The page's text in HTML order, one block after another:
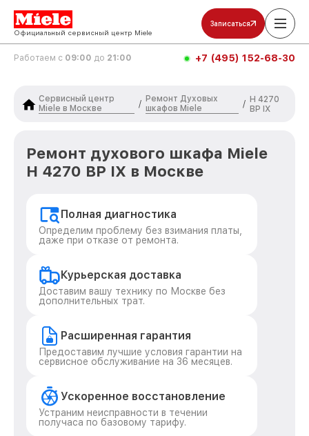
Официальный сервисный центр Miele
Записаться
Работаем с 09:00 до 21:00 +7 (495) 152-68-30
Сервисный центр
Miele в Москве
/
Ремонт Духовых
шкафов Miele
/ H 4270
BP IX
Ремонт духового шкафа Miele
H 4270 BP IX в Москве
Полная диагностика
Определим проблему без взимания платы,
даже при отказе от ремонта.
Курьерская доставка
Доставим вашу технику по Москве без
дополнительных трат.
Расширенная гарантия
Предоставим лучшие условия гарантии на
сервисное обслуживание на 36 месяцев.
Ускоренное восстановление
Устраним неисправности в течении
получаса по базовому тарифу.